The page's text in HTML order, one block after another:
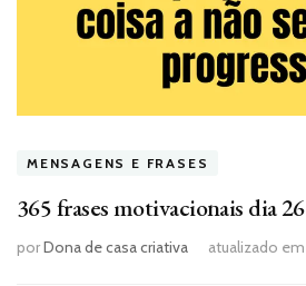
MENSAGENS E FRASES
365 frases motivacionais dia 26
porDona de casa criativa atualizado em